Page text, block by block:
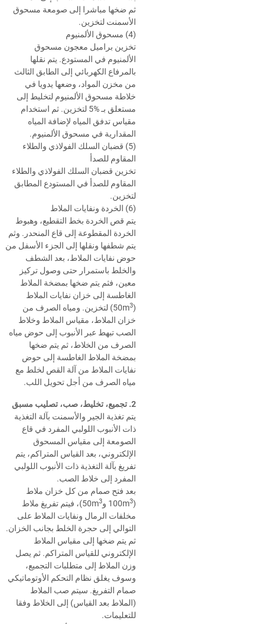
ثم ضخها مباشرا إلى صومعة مسحوق
الأسمنت لتخزين.
(4) مسحوق الألمنيوم
تخزين براميل معجون مسحوق
الألمنيوم في المستودع. يتم نقلها
بالمرفاع الكهربائي إلى الطابق الثالث
من مخزن المواد، وضعها يدويا في
خلاطة مسحوق الألمنيوم لتخليط إلى
مستعلق بـ5% لتخزين. ثم استخدام
مقياس تدفق المياه لإضافة المياه
المقدارية في مسحوق الألمنيوم.
(5) قضبان السلك الفولاذي والطلاء
المقاوم للصدأ
تخزين قضبان السلك الفولاذي والطلاء
المقاوم للصدأ في المستودع المطابق
لتخزين.
(6) الخردة ونفايات الملاط
يتم قص الخردة بخط التقطيع، وهبوط
الخردة المقطوعة إلى قاع المنحدر. وثم
يتم شطفها ونقلها إلى الجزء الأسفل من
حوض نفايات الملاط، بعد الشطف
والخلط باستمرار حتى وصول تركيز
معين، فثم يتم ضخها بمضخة الملاط
الغاطسة إلى خزان نفايات الملاط
(50m3)
لتخزين. ومياه الصرف من
خزان الملاط، مقياس الملاط وخلاط
الصب تبهط عبر الأنبوب إلى حوض مياه
الصرف من الخلاط، ثم يتم ضخها
بمضخة الملاط الغاطسة إلى حوض
نفايات الملاط من آلة القص لخلط مع
مياه الصرف من أجل تحويل اللب.
2. تجميع، تخليط، صب، تصليب مسبق
يتم تغذية الجير والأسمنت بآلة التغذية
ذات الأنبوب اللولبي المفرد في قاع
الصومعة إلى مقياس المسحوق
الإلكتروني، بعد القياس المتراكم، يتم
تفريغ بآلة التغذية ذات الأنبوب اللولبي
المفرد إلى خلاط الصب.
بعد فتح صمام من كل خزان ملاط
(100m
3 و50m3
)، فيتم تفريغ ملاط
مخلفات الرمال ونفايات الملاط على
التوالي إلى حجرة الخلط بجانب الخزان.
ثم يتم ضخها إلى مقياس الملاط
الإلكتروني للقياس المتراكم. ثم يصل
وزن الملاط إلى متطلبات التجميع،
وسوف يغلق نظام التحكم الأوتوماتيكي
صمام التفريغ. سيتم صب الملاط
(الملاط بعد القياس) إلى الخلاط وفقا
للتعليمات.